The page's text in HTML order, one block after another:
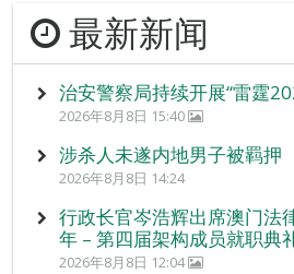
最新新闻
治安警察局持续开展“雷霆
2026年8月8日 15:40
涉杀人未遂内地男子被羁押
2026年8月8日 14:24
行政长官岑浩辉出席澳门法
年 – 第四届架构成员就职典礼
2026年8月8日 12:04